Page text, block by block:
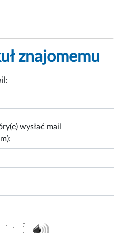
znajomemu
wysłać mail